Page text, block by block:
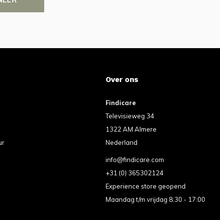
Over ons
Findicare
Televisieweg 34
1322 AM Almere
Nederland
info@findicare.com
+31 (0) 365302124
Experience store geopend
Maandag t/m vrijdag 8:30 - 17:00